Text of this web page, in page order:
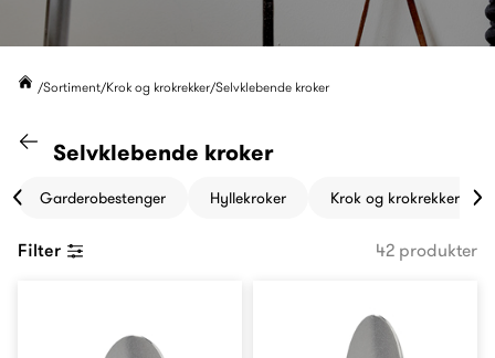
Sortiment Krok og krokrekker Selvklebende kroker
Gå til "Krok og krokrekker" kategori
Selvklebende kroker
Garderobestenger Hyllekroker Krok og krokrekker
Filter 42 produkter